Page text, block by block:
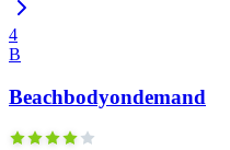
4
B
Beachbodyondemand